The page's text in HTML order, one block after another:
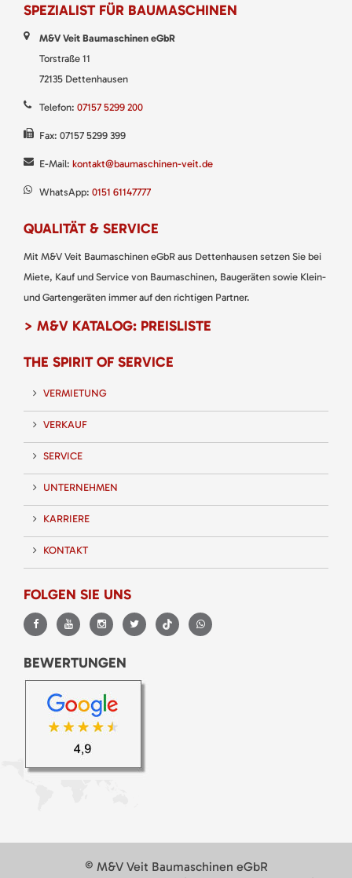
SPEZIALIST FÜR BAUMASCHINEN
M&V Veit Baumaschinen eGbR
Torstraße 11
72135 Dettenhausen
Telefon: 07157 5299 200
Fax: 07157 5299 399
E-Mail: kontakt@baumaschinen-veit.de
WhatsApp: 0151 61147777
QUALITÄT & SERVICE
Mit M&V Veit Baumaschinen eGbR aus Dettenhausen setzen Sie bei
Miete, Kauf und Service von Baumaschinen, Baugeräten sowie Klein-
und Gartengeräten immer auf den richtigen Partner.
> M&V KATALOG: PREISLISTE
THE SPIRIT OF SERVICE
VERMIETUNG
VERKAUF
SERVICE
UNTERNEHMEN
KARRIERE
KONTAKT
FOLGEN SIE UNS
BEWERTUNGEN
© M&V Veit Baumaschinen eGbR